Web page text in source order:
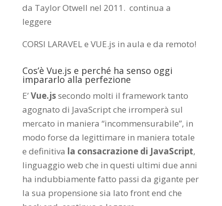
da Taylor Otwell nel 2011. continua a
leggere
CORSI LARAVEL e VUE.js in aula e da remoto!
Cos’è Vue.js e perché ha senso oggi
impararlo alla perfezione
E’Vue.jssecondo molti il framework tanto
agognato di JavaScript che irromperà sul
mercato in maniera “incommensurabile”, in
modo forse da legittimare in maniera totale
e definitiva la consacrazione di JavaScript,
linguaggio web che in questi ultimi due anni
ha indubbiamente fatto passi da gigante per
la sua propensione sia lato front end che